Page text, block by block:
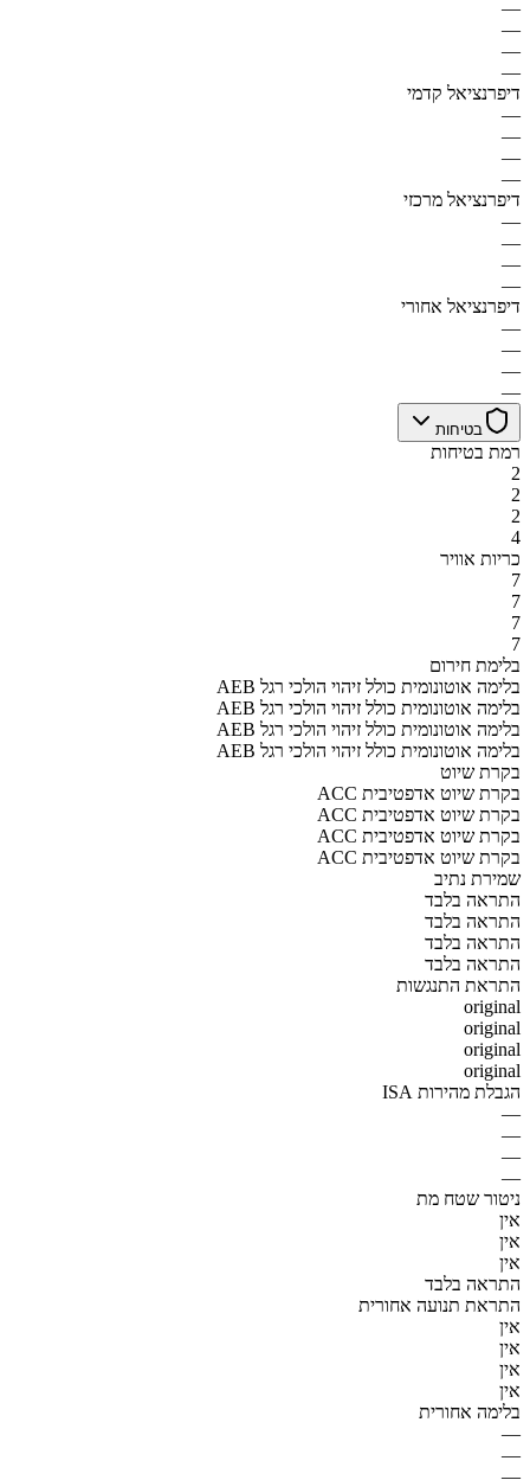
—
—
—
—
דיפרנציאל קדמי
—
—
—
—
דיפרנציאל מרכזי
—
—
—
—
דיפרנציאל אחורי
—
—
—
—
בטיחות
רמת בטיחות
2
2
2
4
כריות אוויר
7
7
7
7
בלימת חירום
AEB בלימה אוטונומית כולל זיהוי הולכי רגל
AEB בלימה אוטונומית כולל זיהוי הולכי רגל
AEB בלימה אוטונומית כולל זיהוי הולכי רגל
AEB בלימה אוטונומית כולל זיהוי הולכי רגל
בקרת שיוט
ACC בקרת שיוט אדפטיבית
ACC בקרת שיוט אדפטיבית
ACC בקרת שיוט אדפטיבית
ACC בקרת שיוט אדפטיבית
שמירת נתיב
התראה בלבד
התראה בלבד
התראה בלבד
התראה בלבד
התראת התנגשות
original
original
original
original
הגבלת מהירות ISA
—
—
—
—
ניטור שטח מת
אין
אין
אין
התראה בלבד
התראת תנועה אחורית
אין
אין
אין
אין
בלימה אחורית
—
—
—